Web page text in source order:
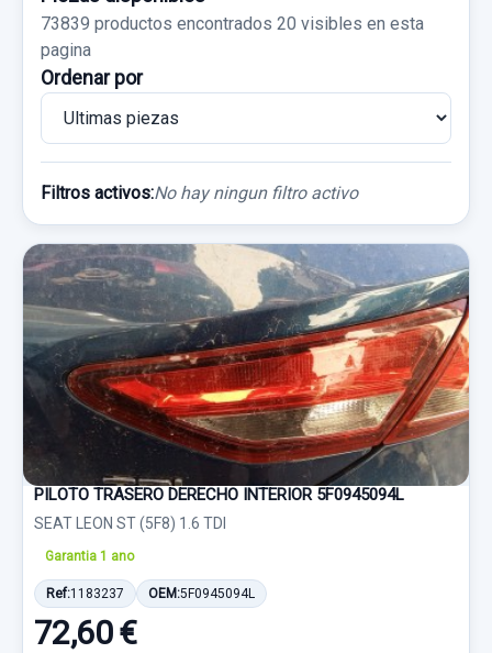
73839 productos encontrados 20 visibles en esta
pagina
Ordenar por
Filtros activos:No hay ningun filtro activo
PILOTO TRASERO DERECHO INTERIOR 5F0945094L
SEAT LEON ST (5F8) 1.6 TDI
Garantia 1 ano
Ref:1183237 OEM:5F0945094L
72,60 €